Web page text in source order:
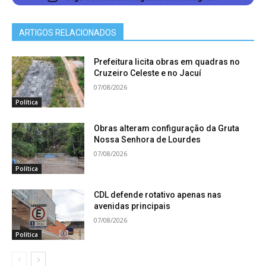
ARTIGOS RELACIONADOS
Política
Prefeitura licita obras em quadras no
Cruzeiro Celeste e no Jacuí
07/08/2026
Política
Obras alteram configuração da Gruta
Nossa Senhora de Lourdes
07/08/2026
Política
CDL defende rotativo apenas nas
avenidas principais
07/08/2026